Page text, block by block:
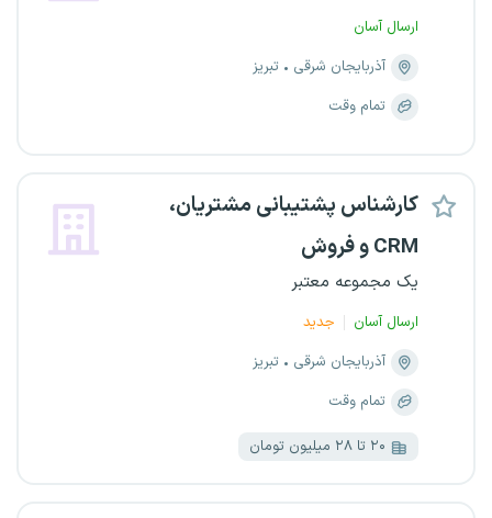
ارسال آسان
آذربایجان شرقی
تبریز
تمام وقت
کارشناس پشتیبانی مشتریان،
CRM و فروش
یک مجموعه معتبر
ارسال آسان
جدید
آذربایجان شرقی
تبریز
تمام وقت
۲۰ تا ۲۸ میلیون تومان